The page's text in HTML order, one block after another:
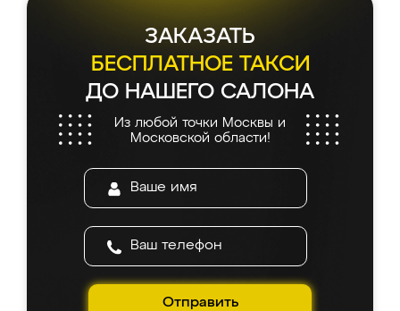
ЗАКАЗАТЬ
БЕСПЛАТНОЕ ТАКСИ
ДО НАШЕГО САЛОНА
Из любой точки Москвы и
Московской области!
Отправить